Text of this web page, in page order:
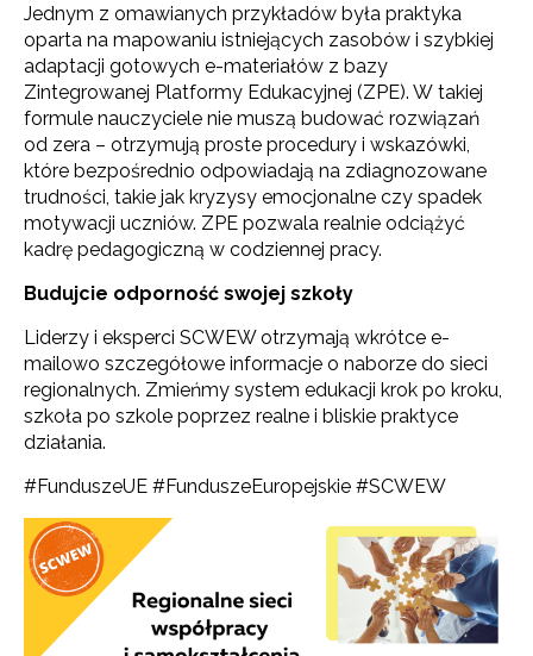
Jednym z omawianych przykładów była praktyka
oparta na mapowaniu istniejących zasobów i szybkiej
adaptacji gotowych e-materiałów z bazy
Zintegrowanej Platformy Edukacyjnej (ZPE). W takiej
formule nauczyciele nie muszą budować rozwiązań
od zera – otrzymują proste procedury i wskazówki,
które bezpośrednio odpowiadają na zdiagnozowane
trudności, takie jak kryzysy emocjonalne czy spadek
motywacji uczniów. ZPE pozwala realnie odciążyć
kadrę pedagogiczną w codziennej pracy.
Budujcie odporność swojej szkoły
Liderzy i eksperci SCWEW otrzymają wkrótce e-
mailowo szczegółowe informacje o naborze do sieci
regionalnych. Zmieńmy system edukacji krok po kroku,
szkoła po szkole poprzez realne i bliskie praktyce
działania.
#FunduszeUE #FunduszeEuropejskie #SCWEW
Newsletter ORE
Zapisz się i bądź na bieżąco z najnowszymi
informacjami
o szkoleniach i programach.
Adres e-mail: